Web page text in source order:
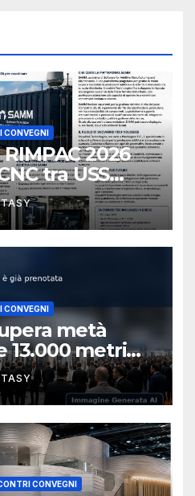
CONVEGNI
2026
tra USS
Barracks
CONVEGNI
metà
13.000 metri
CONVEGNI